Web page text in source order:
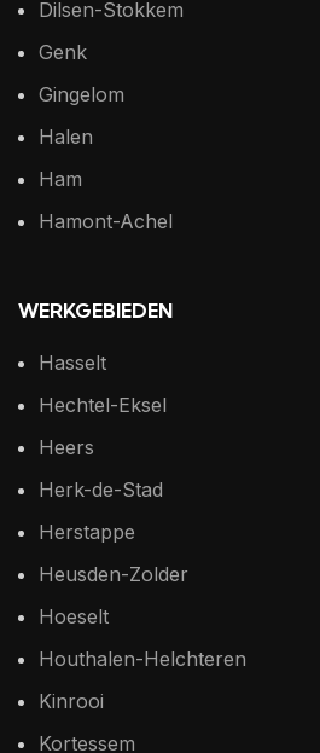
Dilsen-Stokkem
Genk
Gingelom
Halen
Ham
Hamont-Achel
WERKGEBIEDEN
Hasselt
Hechtel-Eksel
Heers
Herk-de-Stad
Herstappe
Heusden-Zolder
Hoeselt
Houthalen-Helchteren
Kinrooi
Kortessem